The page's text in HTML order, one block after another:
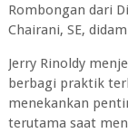
Rombongan dari
Chairani, SE,
Jerry Rinoldy
berbagi praktik
menekankan
terutama saat